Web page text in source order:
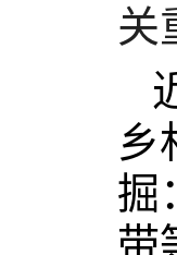
关
乡
掘
带